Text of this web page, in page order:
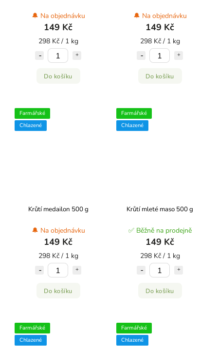
🔔 Na objednávku
149 Kč
298 Kč / 1 kg
Do košíku
🔔 Na objednávku
149 Kč
298 Kč / 1 kg
Do košíku
Farmářské
Chlazené
Krůtí medailon 500 g
🔔 Na objednávku
149 Kč
298 Kč / 1 kg
Do košíku
Farmářské
Chlazené
Krůtí mleté maso 500 g
✅ Běžně na prodejně
149 Kč
298 Kč / 1 kg
Do košíku
Farmářské
Chlazené
Farmářské
Chlazené